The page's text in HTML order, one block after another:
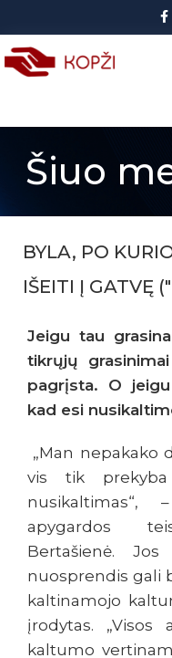
Šiuo
BYLA, PO
IŠEITI Į GATVĘ
Jeigu tau
tikrųjų
pagrįsta. O
kad esi
„Man nepakako
vis tik
nusikaltimas“,
apygardos
Bertašienė.
nuosprendis gali
kaltinamojo
įrodytas. „Visos
kaltumo